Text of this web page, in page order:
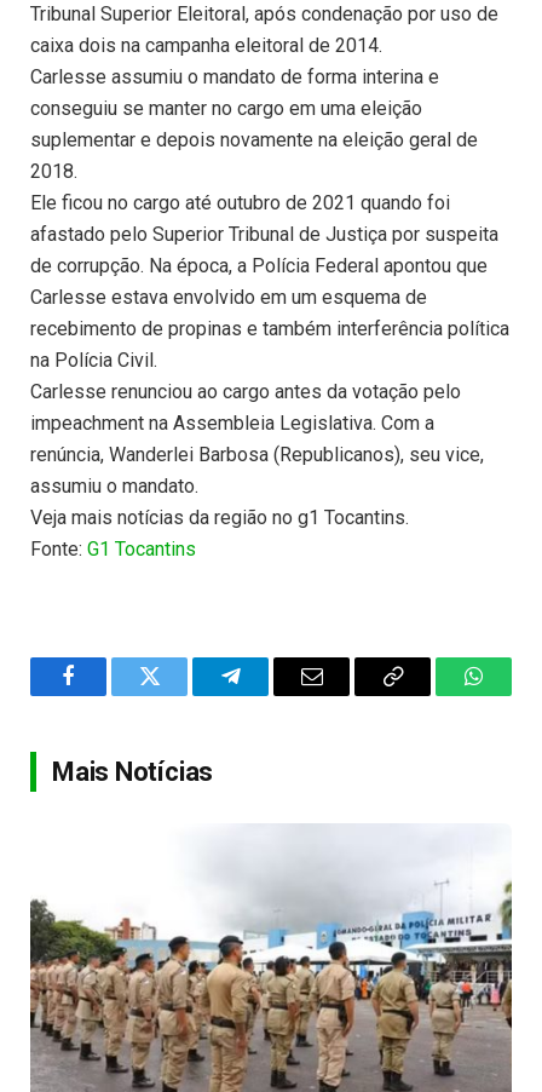
Tribunal Superior Eleitoral, após condenação por uso de
caixa dois na campanha eleitoral de 2014.
Carlesse assumiu o mandato de forma interina e
conseguiu se manter no cargo em uma eleição
suplementar e depois novamente na eleição geral de
2018.
Ele ficou no cargo até outubro de 2021 quando foi
afastado pelo Superior Tribunal de Justiça por suspeita
de corrupção. Na época, a Polícia Federal apontou que
Carlesse estava envolvido em um esquema de
recebimento de propinas e também interferência política
na Polícia Civil.
Carlesse renunciou ao cargo antes da votação pelo
impeachment na Assembleia Legislativa. Com a
renúncia, Wanderlei Barbosa (Republicanos), seu vice,
assumiu o mandato.
Veja mais notícias da região no g1 Tocantins.
Fonte: G1 Tocantins
FacebookTwitter TelegramEmail
Copy
Mais Notícias